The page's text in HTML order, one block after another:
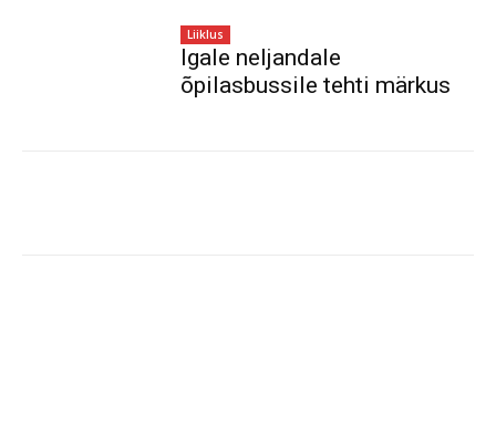
Liiklus
Igale neljandale
õpilasbussile tehti märkus